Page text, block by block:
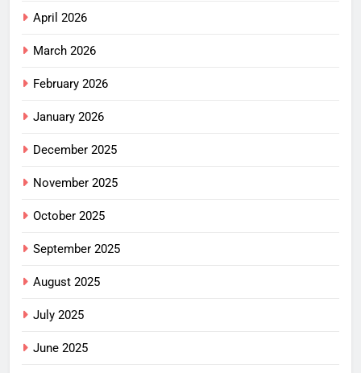
April 2026
March 2026
February 2026
January 2026
December 2025
November 2025
October 2025
September 2025
August 2025
July 2025
June 2025